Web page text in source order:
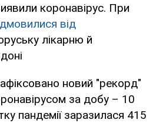
коронавірус. При
від
лікарню й
новий "рекорд"
за добу – 10
пандемії заразилася 415